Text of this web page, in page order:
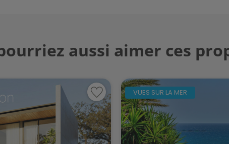
aussi aimer ces
VUES SUR LA MER